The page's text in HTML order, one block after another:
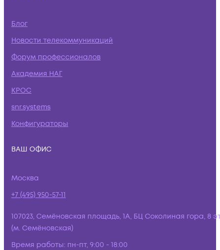
Блог
Новости телекоммуникаций
Форум профессионалов
Академия НАГ
КРОС
snr.systems
Конфигураторы
ВАШ ОФИС
Москва
+7 (495) 950-57-11
107023, Семёновская площадь, 1А, БЦ Соколиная гора, 8
(м. Семёновская)
Время работы: пн-пт, 9:00 - 18:00